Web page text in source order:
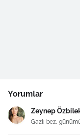
Yorumlar
Zeynep
Gazlı bez,